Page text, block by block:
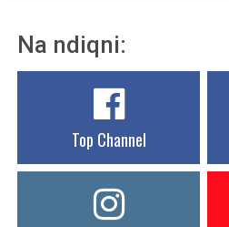
Na ndiqni:
Top Channel